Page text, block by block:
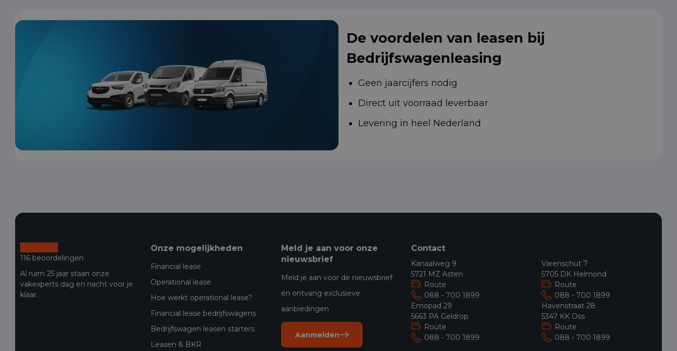
De voordelen van leasen bij
Bedrijfswagenleasing
Geen jaarcijfers nodig
Direct uit voorraad leverbaar
Levering in heel Nederland
116 beoordelingen
Al ruim 25 jaar staan onze
vakexperts dag en nacht voor je
klaar.
Onze mogelijkheden
Financial lease
Operational lease
Hoe werkt operational lease?
Financial lease bedrijfswagens
Bedrijfswagen leasen starters
Leasen & BKR
Meld je aan voor onze
nieuwsbrief
Meld je aan voor de nieuwsbrief
en ontvang exclusieve
aanbiedingen
Aanmelden
Contact
Kanaalweg 9
5721 MZ Asten
Route
088 - 700 1899
Emopad 29
5663 PA Geldrop
Route
088 - 700 1899
Varenschut 7
5705 DK Helmond
Route
088 - 700 1899
Havenstraat 28
5347 KK Oss
Route
088 - 700 1899